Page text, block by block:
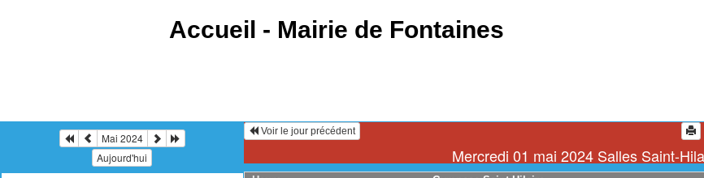
Accueil - Mairie de Fontaines
Mai 2024
Aujourd'hui
Voir le jour précédent
Mercredi 01 mai 2024 Salles Saint-